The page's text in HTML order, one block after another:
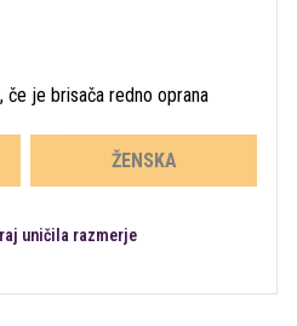
če je brisača redno oprana
ŽENSKA
uničila razmerje